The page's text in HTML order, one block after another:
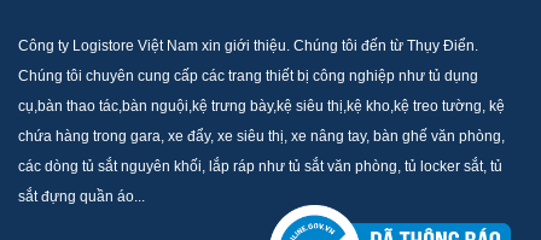
Công ty Logistore Việt Nam xin giới thiệu. Chúng tôi đến từ Thụy Điển.
Chúng tôi chuyên cung cấp các trang thiết bị công nghiệp như tủ dụng
cụ,bàn thao tác,bàn nguội,kệ trưng bày,kệ siêu thị,kệ kho,kệ treo tường, kệ
chứa hàng trong gara, xe đẩy, xe siêu thị, xe nâng tay, bàn ghế văn phòng,
các dòng tủ sắt nguyên khối, lắp ráp như tủ sắt văn phòng, tủ locker sắt, tủ
sắt đựng quần áo...